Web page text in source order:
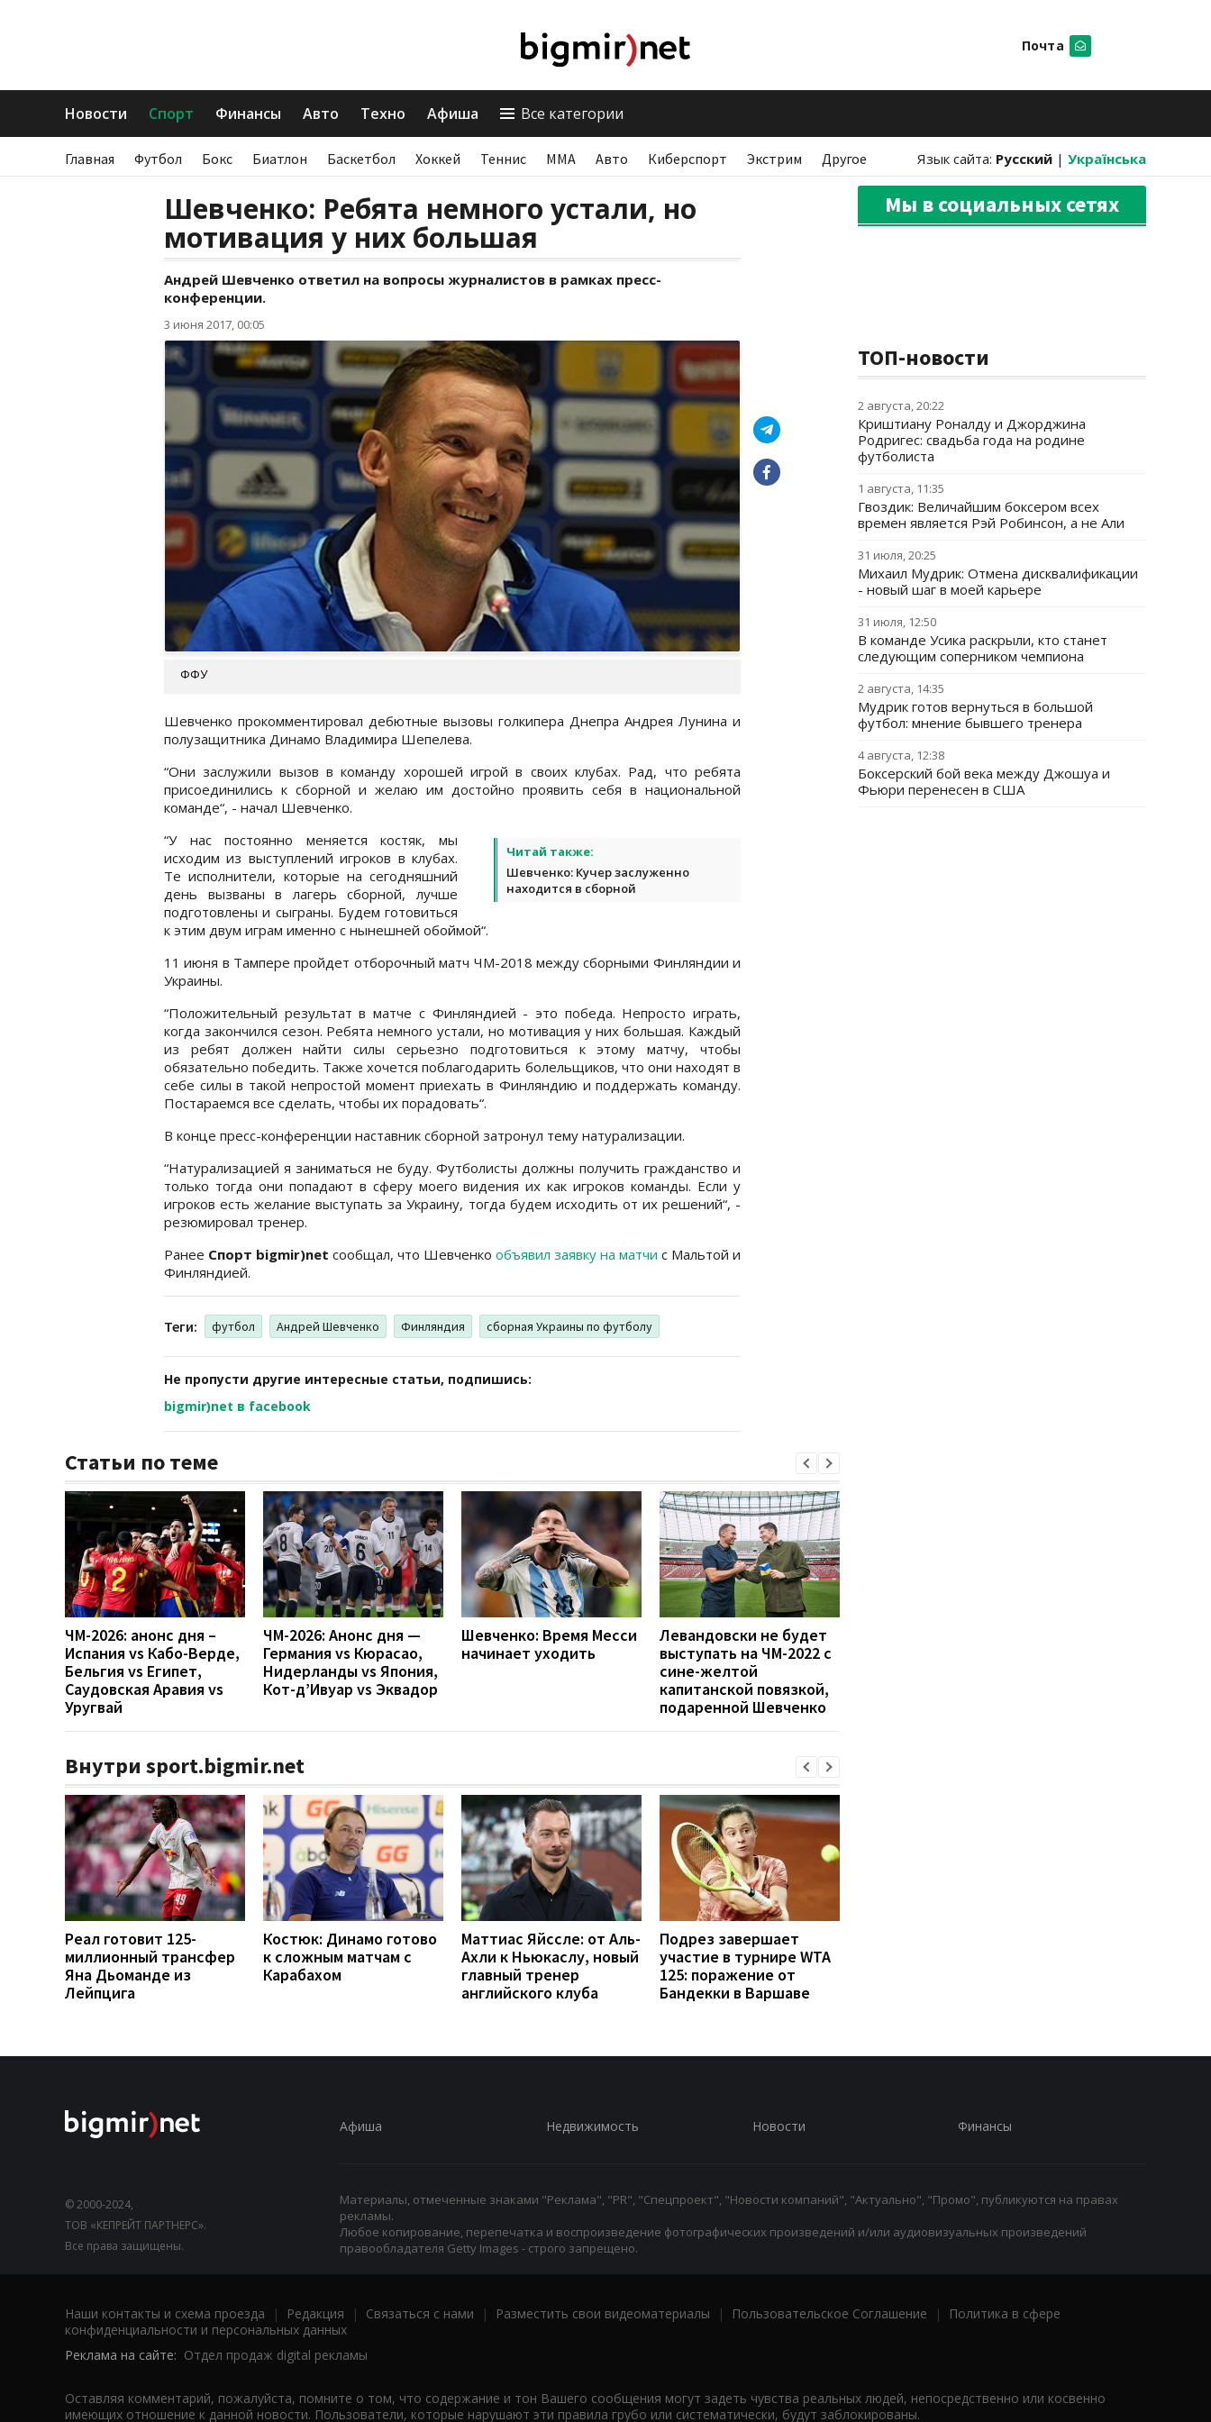
Почта
Новости Спорт Финансы Авто Техно Афиша Все категории
Главная Футбол Бокс Биатлон Баскетбол Хоккей Теннис ММА Авто Киберспорт Экстрим Другое Язык сайта: Русский | Українська
Шевченко: Ребята немного устали, но
мотивация у них большая
Андрей Шевченко ответил на вопросы журналистов в рамках пресс-
конференции.
3 июня 2017, 00:05
ФФУ
Шевченко прокомментировал дебютные вызовы голкипера Днепра Андрея Лунина и
полузащитника Динамо Владимира Шепелева.
“Они заслужили вызов в команду хорошей игрой в своих клубах. Рад, что ребята
присоединились к сборной и желаю им достойно проявить себя в национальной
команде“, - начал Шевченко.
Читай также:
Шевченко: Кучер заслуженно
находится в сборной
“У нас постоянно меняется костяк, мы
исходим из выступлений игроков в клубах.
Те исполнители, которые на сегодняшний
день вызваны в лагерь сборной, лучше
подготовлены и сыграны. Будем готовиться
к этим двум играм именно с нынешней обоймой“.
11 июня в Тампере пройдет отборочный матч ЧМ-2018 между сборными Финляндии и
Украины.
“Положительный результат в матче с Финляндией - это победа. Непросто играть,
когда закончился сезон. Ребята немного устали, но мотивация у них большая. Каждый
из ребят должен найти силы серьезно подготовиться к этому матчу, чтобы
обязательно победить. Также хочется поблагодарить болельщиков, что они находят в
себе силы в такой непростой момент приехать в Финляндию и поддержать команду.
Постараемся все сделать, чтобы их порадовать“.
В конце пресс-конференции наставник сборной затронул тему натурализации.
“Натурализацией я заниматься не буду. Футболисты должны получить гражданство и
только тогда они попадают в сферу моего видения их как игроков команды. Если у
игроков есть желание выступать за Украину, тогда будем исходить от их решений“, -
резюмировал тренер.
Ранее Спорт bigmir)net сообщал, что Шевченко объявил заявку на матчи с Мальтой и
Финляндией.
Теги: футбол Андрей Шевченко Финляндия сборная Украины по футболу
Не пропусти другие интересные статьи, подпишись:
bigmir)net в facebook
Статьи по теме
ЧМ-2026: анонс дня –
Испания vs Кабо-Верде,
Бельгия vs Египет,
Саудовская Аравия vs
Уругвай
ЧМ-2026: Анонс дня —
Германия vs Кюрасао,
Нидерланды vs Япония,
Кот-д’Ивуар vs Эквадор
Шевченко: Время Месси
начинает уходить
Левандовски не будет
выступать на ЧМ-2022 с
сине-желтой
капитанской повязкой,
подаренной Шевченко
Внутри sport.bigmir.net
Реал готовит 125-
миллионный трансфер
Яна Дьоманде из
Лейпцига
Костюк: Динамо готово
к сложным матчам с
Карабахом
Маттиас Яйссле: от Аль-
Ахли к Ньюкаслу, новый
главный тренер
английского клуба
Подрез завершает
участие в турнире WTA
125: поражение от
Бандекки в Варшаве
Мы в социальных сетях
ТОП-новости
2 августа, 20:22
Криштиану Роналду и Джорджина
Родригес: свадьба года на родине
футболиста
1 августа, 11:35
Гвоздик: Величайшим боксером всех
времен является Рэй Робинсон, а не Али
31 июля, 20:25
Михаил Мудрик: Отмена дисквалификации
- новый шаг в моей карьере
31 июля, 12:50
В команде Усика раскрыли, кто станет
следующим соперником чемпиона
2 августа, 14:35
Мудрик готов вернуться в большой
футбол: мнение бывшего тренера
4 августа, 12:38
Боксерский бой века между Джошуа и
Фьюри перенесен в США
© 2000-2024,
ТОВ «КЕПРЕЙТ ПАРТНЕРС».
Все права защищены.
Афиша Недвижимость Новости Финансы
Материалы, отмеченные знаками "Реклама", "PR", "Спецпроект", "Новости компаний", "Актуально", "Промо", публикуются на правах
рекламы.
Любое копирование, перепечатка и воспроизведение фотографических произведений и/или аудиовизуальных произведений
правообладателя Getty Images - строго запрещено.
Наши контакты и схема проезда | Редакция | Связаться с нами | Разместить свои видеоматериалы | Пользовательское Соглашение |
Политика в сфере
конфиденциальности и персональных данных
Реклама на сайте: Отдел продаж digital рекламы
Оставляя комментарий, пожалуйста, помните о том, что содержание и тон Вашего сообщения могут задеть чувства реальных людей, непосредственно или косвенно
имеющих отношение к данной новости. Пользователи, которые нарушают эти правила грубо или систематически, будут заблокированы.